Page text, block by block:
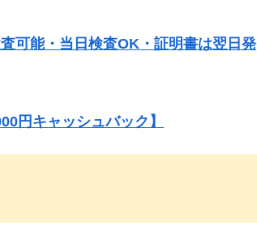
可能・当日検査OK・証明書は翌日発
キャッシュバック】